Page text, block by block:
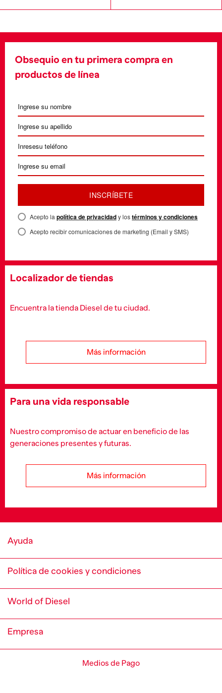
Obsequio en tu primera compra en
productos de línea
INSCRÍBETE
Acepto la política de privacidady lostérminos y condiciones
Acepto recibir comunicaciones de marketing (Email y SMS)
Localizador de tiendas
Encuentra la tienda Diesel de tu ciudad.
Más información
Para una vida responsable
Nuestro compromiso de actuar en beneficio de las
generaciones presentes y futuras.
Más información
Ayuda
Política de cookies y condiciones
World of Diesel
Empresa
Medios de Pago